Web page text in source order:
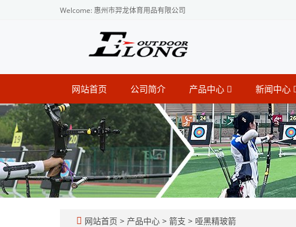
Welcome: 惠州市羿龙体育用品有限公司
网站首页 公司简介 产品中心 新闻中心
网站首页 > 产品中心 > 箭支 > 哑黑精玻箭